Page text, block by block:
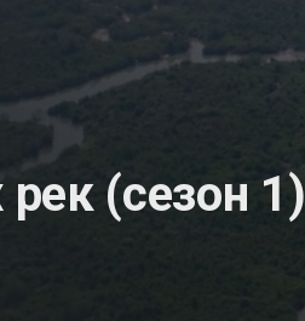
(сезон 1)